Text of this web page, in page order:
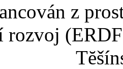
z
rozvoj